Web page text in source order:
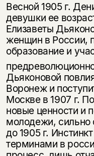
Весной 1905 г.
девушки ее
Елизаветы
женщин в России,
образование и
Дьяконовой
Воронеж и
Москве в 1907 г.
новые ценности и
молодежи, сильно
до 1905 г.
терминами в